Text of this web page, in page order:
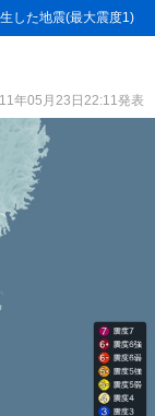
した地震(最大震度1)
年05月23日22:11発表